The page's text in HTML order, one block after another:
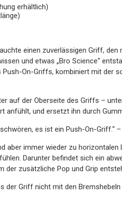
erhältlich)
einen zuverlässigen Griff,
und etwas „Bro Science“
On-Griffs, kombiniert mit der
auf der Oberseite des Griffs –
und ersetzt ihn durch
es ist ein Push-On-Griff.“
aber immer wieder zu horizontalen
Darunter befindet sich ein
der zusätzliche Pop und Grip
der Griff nicht mit den